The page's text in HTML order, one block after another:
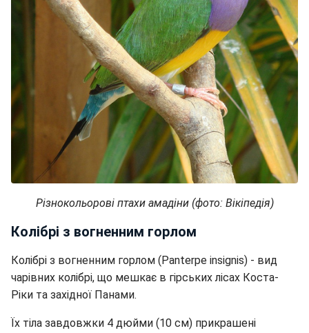
Різнокольорові птахи амадіни (фото: Вікіпедія)
Колібрі з вогненним горлом
Колібрі з вогненним горлом (Panterpe insignis) - вид
чарівних колібрі, що мешкає в гірських лісах Коста-
Ріки та західної Панами.
Їх тіла завдовжки 4 дюйми (10 см) прикрашені